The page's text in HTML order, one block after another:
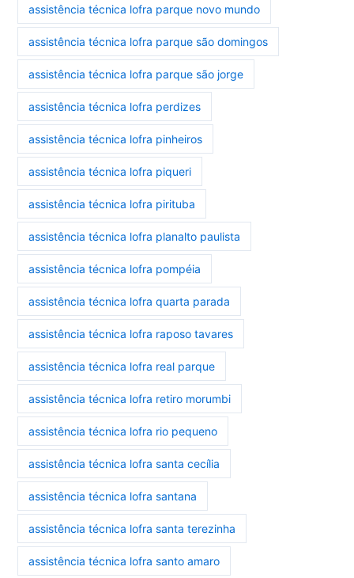
assistência técnica lofra parque novo mundo
assistência técnica lofra parque são domingos
assistência técnica lofra parque são jorge
assistência técnica lofra perdizes
assistência técnica lofra pinheiros
assistência técnica lofra piqueri
assistência técnica lofra pirituba
assistência técnica lofra planalto paulista
assistência técnica lofra pompéia
assistência técnica lofra quarta parada
assistência técnica lofra raposo tavares
assistência técnica lofra real parque
assistência técnica lofra retiro morumbi
assistência técnica lofra rio pequeno
assistência técnica lofra santa cecília
assistência técnica lofra santana
assistência técnica lofra santa terezinha
assistência técnica lofra santo amaro